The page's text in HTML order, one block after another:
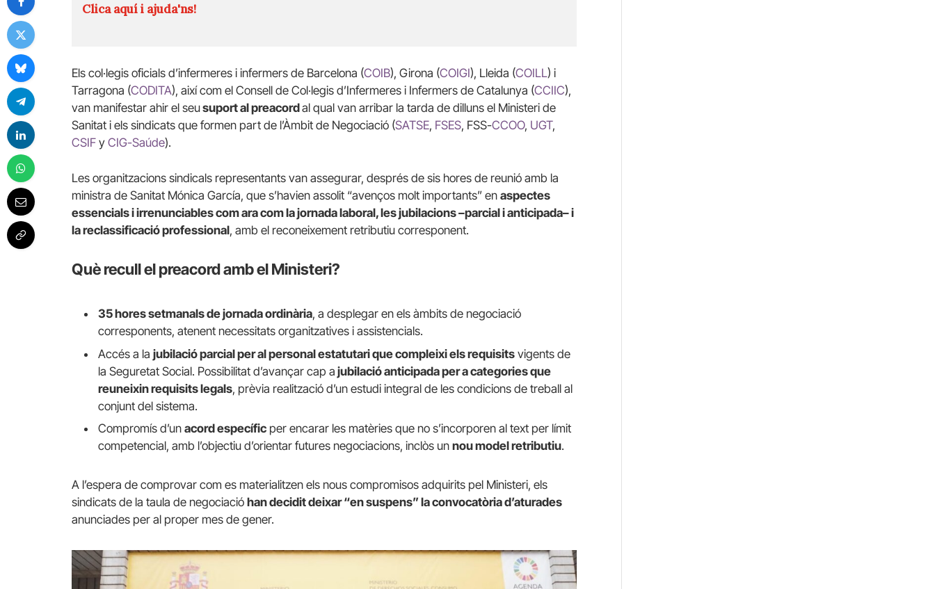
Clica aquí i ajuda'ns!
Els col·legis oficials d’infermeres i infermers de Barcelona (COIB), Girona (COIGI), Lleida (COILL) i
Tarragona (CODITA), així com el Consell de Col·legis d’Infermeres i Infermers de Catalunya (CCIIC),
van manifestar ahir el seusuport al preacordal qual van arribar la tarda de dilluns el Ministeri de
Sanitat i els sindicats que formen part de l’Àmbit de Negociació (SATSE, FSES, FSS-CCOO, UGT,
CSIF y CIG-Saúde).
Les organitzacions sindicals representants van assegurar, després de sis hores de reunió amb la
ministra de Sanitat Mónica García, que s’havien assolit “avenços molt importants” en aspectes
essencials i irrenunciables com ara com la jornada laboral, les jubilacions –parcial i anticipada– i
la reclassificació professional, amb el reconeixement retributiu corresponent.
Què recull el preacord amb el Ministeri?
35 hores setmanals de jornada ordinària, a desplegar en els àmbits de negociació
corresponents, atenent necessitats organitzatives i assistencials.
Accés a la jubilació parcial per al personal estatutari que compleixi els requisits vigents de
la Seguretat Social. Possibilitat d’avançar cap a jubilació anticipada per a categories que
reuneixin requisits legals, prèvia realització d’un estudi integral de les condicions de treball al
conjunt del sistema.
Compromís d’un acord específic per encarar les matèries que no s’incorporen al text per límit
competencial, amb l’objectiu d’orientar futures negociacions, inclòs un nou model retributiu.
A l’espera de comprovar com es materialitzen els nous compromisos adquirits pel Ministeri, els
sindicats de la taula de negociació han decidit deixar “en suspens” la convocatòria d’aturades
anunciades per al proper mes de gener.